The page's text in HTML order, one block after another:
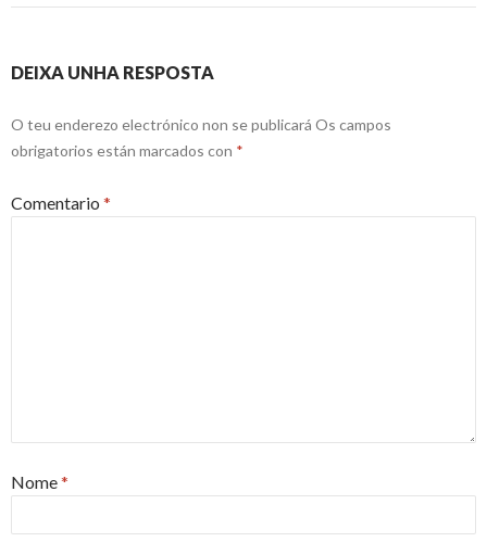
DEIXA UNHA RESPOSTA
O teu enderezo electrónico non se publicará Os campos
obrigatorios están marcados con *
Comentario *
Nome*